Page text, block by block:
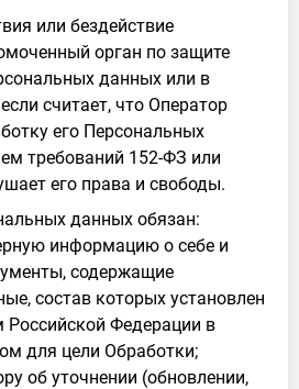
или бездействие
орган по защите
данных или в
считает, что Оператор
его Персональных
требований 152-ФЗ или
его права и свободы.
данных обязан:
информацию о себе и
содержащие
состав которых установлен
Российской Федерации в
для цели Обработки;
об уточнении (обновлении,